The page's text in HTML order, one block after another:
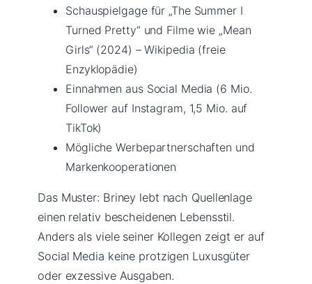
Schauspielgage für „The Summer I
Turned Pretty“ und Filme wie „Mean
Girls“ (2024) – Wikipedia (freie
Enzyklopädie)
Einnahmen aus Social Media (6 Mio.
Follower auf Instagram, 1,5 Mio. auf
TikTok)
Mögliche Werbepartnerschaften und
Markenkooperationen
Das Muster: Briney lebt nach Quellenlage
einen relativ bescheidenen Lebensstil.
Anders als viele seiner Kollegen zeigt er auf
Social Media keine protzigen Luxusgüter
oder exzessive Ausgaben.